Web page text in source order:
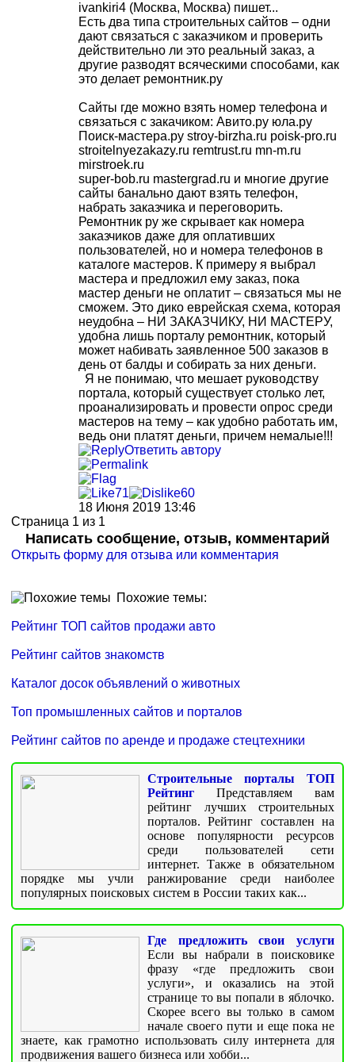
ivankiri4 (Москва, Москва) пишет...
Есть два типа строительных сайтов – одни
дают связаться с заказчиком и проверить
действительно ли это реальный заказ, а
другие разводят всяческими способами, как
это делает ремонтник.ру
Сайты где можно взять номер телефона и
связаться с закачиком: Авито.ру юла.ру
Поиск-мастера.ру stroy-birzha.ru poisk-pro.ru
stroitelnyezakazy.ru remtrust.ru mn-m.ru
mirstroek.ru
super-bob.ru mastergrad.ru и многие другие
сайты банально дают взять телефон,
набрать заказчика и переговорить.
Ремонтник ру же скрывает как номера
заказчиков даже для оплативших
пользователей, но и номера телефонов в
каталоге мастеров. К примеру я выбрал
мастера и предложил ему заказ, пока
мастер деньги не оплатит – связаться мы не
сможем. Это дико еврейская схема, которая
неудобна – НИ ЗАКАЗЧИКУ, НИ МАСТЕРУ,
удобна лишь порталу ремонтник, который
может набивать заявленное 500 заказов в
день от балды и собирать за них деньги.
Я не понимаю, что мешает руководству
портала, который существует столько лет,
проанализировать и провести опрос среди
мастеров на тему – как удобно работать им,
ведь они платят деньги, причем немалые!!!
Ответить автору
71
60
18 Июня 2019 13:46
Страница 1 из 1
Написать сообщение, отзыв, комментарий
Открыть форму для отзыва или комментария
Похожие темы:
Рейтинг ТОП сайтов продажи авто
Рейтинг сайтов знакомств
Каталог досок объявлений о животных
Топ промышленных сайтов и порталов
Рейтинг сайтов по аренде и продаже стецтехники
Строительные порталы ТОП
Рейтинг Представляем вам
рейтинг лучших строительных
порталов. Рейтинг составлен на
основе популярности ресурсов
среди пользователей сети
интернет. Также в обязательном
порядке мы учли ранжирование среди наиболее
популярных поисковых систем в России таких как...
Где предложить свои услуги
Если вы набрали в поисковике
фразу «где предложить свои
услуги», и оказались на этой
странице то вы попали в яблочко.
Скорее всего вы только в самом
начале своего пути и еще пока не
знаете, как грамотно использовать силу интернета для
продвижения вашего бизнеса или хобби...